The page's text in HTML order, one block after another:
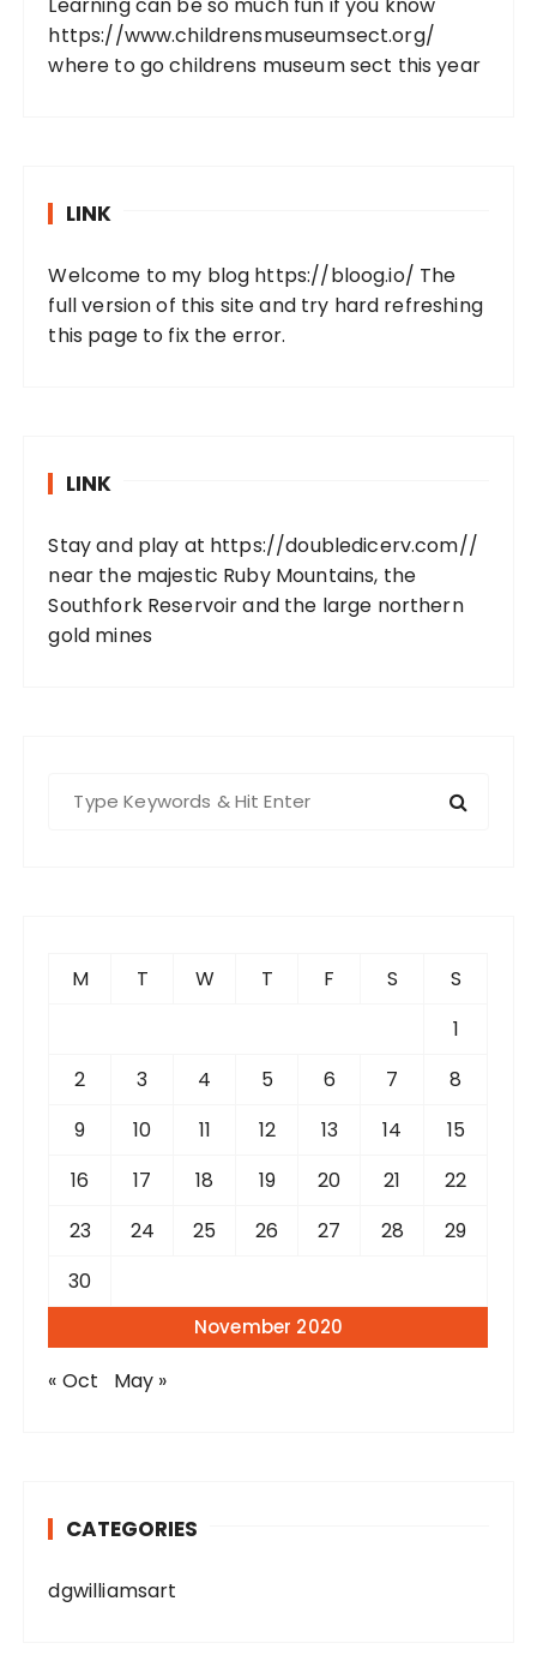
https://www.childrensmuseumsect.org/
where to go childrens museum sect this year
LINK
Welcome to my blog https://bloog.io/ The
full version of this site and try hard refreshing
this page to fix the error.
LINK
Stay and play at https://doubledicerv.com//
near the majestic Ruby Mountains, the
Southfork Reservoir and the large northern
gold mines
November 2020
M T W T F S
S
1
2
3 4 5 6 7
8
9
10 11 12 13 14
15
16
17 18 19 20 21
22
23
24 25 26 27 28
29
30
« Oct May »
CATEGORIES
dgwilliamsart